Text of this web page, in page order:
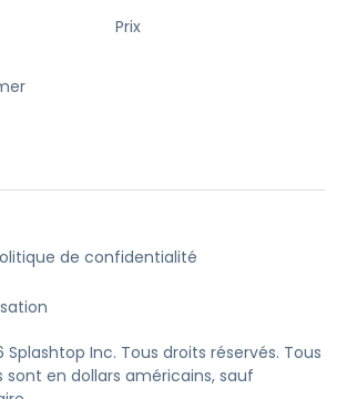
Prix
de confidentialité
Inc. Tous droits réservés. Tous
sont en dollars américains, sauf